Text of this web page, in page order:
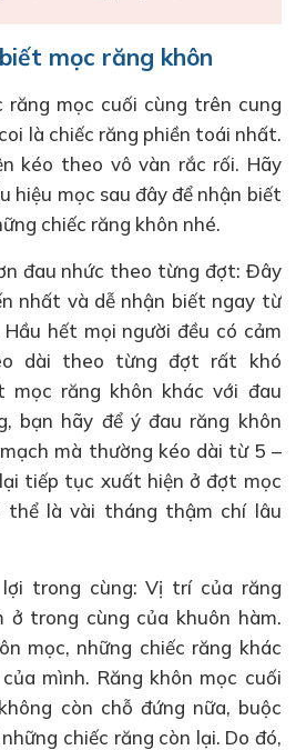
mọc răng khôn
răng mọc cuối cùng trên cung
là chiếc răng phiền toái nhất.
kéo theo vô vàn rắc rối. Hãy
hiệu mọc sau đây để nhận biết
chiếc răng khôn nhé.
đau nhức theo từng đợt: Đây
nhất và dễ nhận biết ngay từ
hết mọi người đều có cảm
dài theo từng đợt rất khó
mọc răng khôn khác với đau
bạn hãy để ý đau răng khôn
mà thường kéo dài từ 5 –
tiếp tục xuất hiện ở đợt mọc
thể là vài tháng thậm chí lâu
trong cùng: Vị trí của răng
ở trong cùng của khuôn hàm.
mọc, những chiếc răng khác
mình. Răng khôn mọc cuối
còn chỗ đứng nữa, buộc
chiếc răng còn lại. Do đó,